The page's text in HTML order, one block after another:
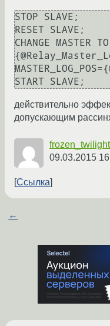
STOP SLAVE;
RESET SLAVE;
CHANGE MASTER
START SLAVE;
действительно
допускающим
frozen_twilight
09.03.2015
Ссылка
←